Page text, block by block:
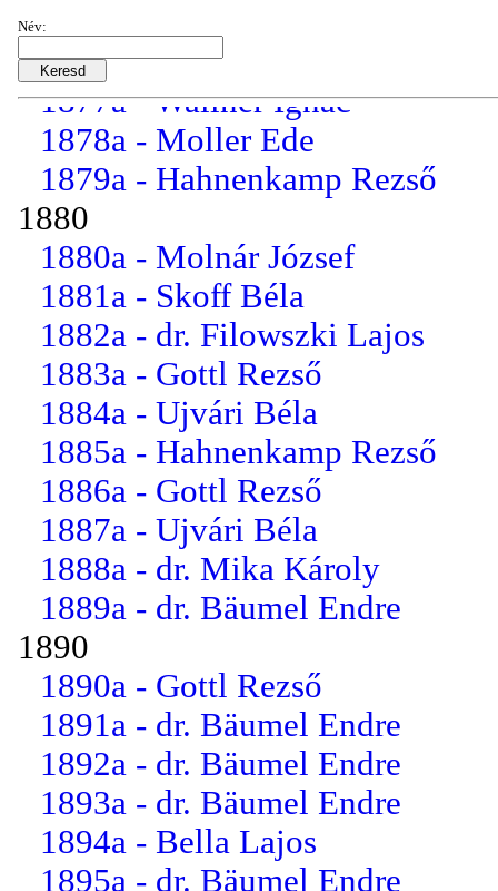
Név:1875a - Skoff Béla
1876a - Wallner Ignác
1877a - Wallner Ignác
1878a - Moller Ede
1879a - Hahnenkamp Rezső
1880
1880a - Molnár József
1881a - Skoff Béla
1882a - dr. Filowszki Lajos
1883a - Gottl Rezső
1884a - Ujvári Béla
1885a - Hahnenkamp Rezső
1886a - Gottl Rezső
1887a - Ujvári Béla
1888a - dr. Mika Károly
1889a - dr. Bäumel Endre
1890
1890a - Gottl Rezső
1891a - dr. Bäumel Endre
1892a - dr. Bäumel Endre
1893a - dr. Bäumel Endre
1894a - Bella Lajos
1895a - dr. Bäumel Endre